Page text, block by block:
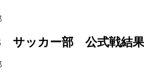
サッカー部 公式戦結果